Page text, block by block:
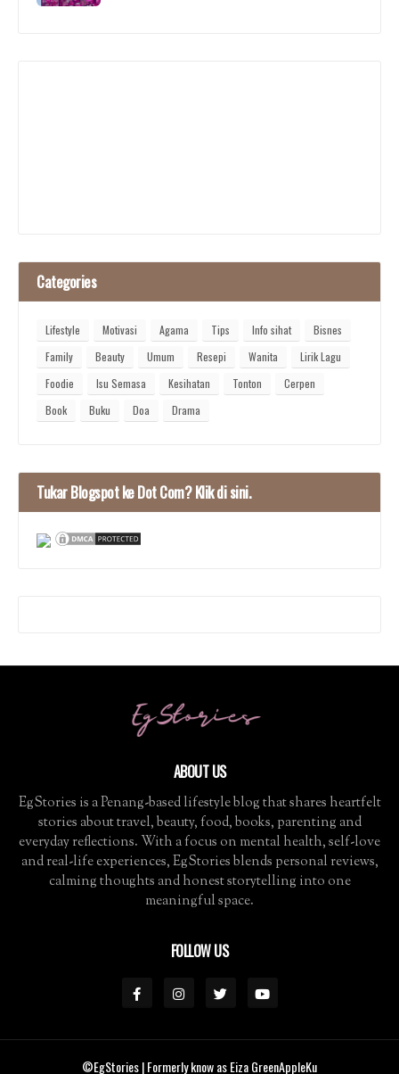
Categories
Lifestyle Motivasi Agama Tips Info sihat
Bisnes
Family
Beauty Umum Resepi Wanita
Lirik Lagu
Foodie
Isu Semasa Kesihatan Tonton
Cerpen
Book
Buku Doa Drama
Tukar Blogspot ke Dot Com? Klik di sini.
ABOUT US
EgStories is a Penang-based lifestyle blog that shares heartfelt
stories about travel, beauty, food, books, parenting and
everyday reflections. With a focus on mental health, self-love
and real-life experiences, EgStories blends personal reviews,
calming thoughts and honest storytelling into one
meaningful space.
FOLLOW US
©EgStories| Formerly know as Eiza GreenAppleKu